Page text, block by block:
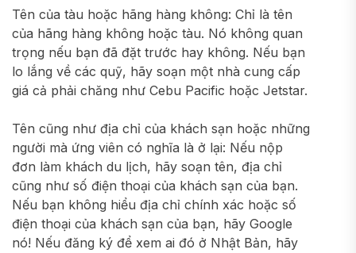
Tên của tàu hoặc hãng hàng không: Chỉ là tên
của hãng hàng không hoặc tàu. Nó không quan
trọng nếu bạn đã đặt trước hay không. Nếu bạn
lo lắng về các quỹ, hãy soạn một nhà cung cấp
giá cả phải chăng như Cebu Pacific hoặc Jetstar.
Tên cũng như địa chỉ của khách sạn hoặc những
người mà ứng viên có nghĩa là ở lại: Nếu nộp
đơn làm khách du lịch, hãy soạn tên, địa chỉ
cũng như số điện thoại của khách sạn của bạn.
Nếu bạn không hiểu địa chỉ chính xác hoặc số
điện thoại của khách sạn của bạn, hãy Google
nó! Nếu đăng ký để xem ai đó ở Nhật Bản, hãy